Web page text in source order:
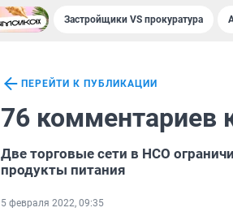
Застройщики VS прокуратура
ПЕРЕЙТИ К ПУБЛИКАЦИИ
76 комментариев
Две торговые сети в НСО
продукты питания
5 февраля 2022, 09:35